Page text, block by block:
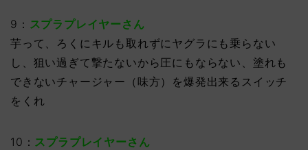
9： スプラプレイヤーさん
芋って、ろくにキルも取れずにヤグラにも乗らない
し、狙い過ぎて撃たないから圧にもならない、塗れも
できないチャージャー（味方）を爆発出来るスイッチ
をくれ
10： スプラプレイヤーさん